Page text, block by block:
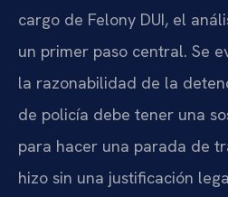
cargo de Felony DUI, el
un primer paso central. Se
la razonabilidad de la
de policía debe tener una
para hacer una parada de
hizo sin una justificación